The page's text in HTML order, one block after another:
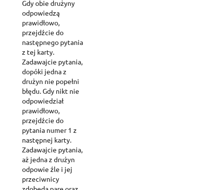
Gdy obie drużyny
odpowiedzą
prawidłowo,
przejdźcie do
następnego pytania
z tej karty.
Zadawajcie pytania,
dopóki jedna z
drużyn nie popełni
błędu. Gdy nikt nie
odpowiedział
prawidłowo,
przejdźcie do
pytania numer 1 z
następnej karty.
Zadawajcie pytania,
aż jedna z drużyn
odpowie źle i jej
przeciwnicy